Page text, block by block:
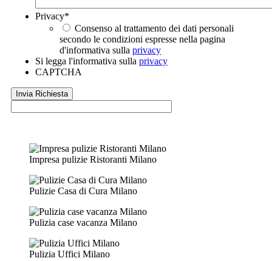
Privacy*
Consenso al trattamento dei dati personali
secondo le condizioni espresse nella pagina
d'informativa sulla privacy
Si legga l'informativa sulla privacy
CAPTCHA
Impresa pulizie Ristoranti Milano
Pulizie Casa di Cura Milano
Pulizia case vacanza Milano
Pulizia Uffici Milano